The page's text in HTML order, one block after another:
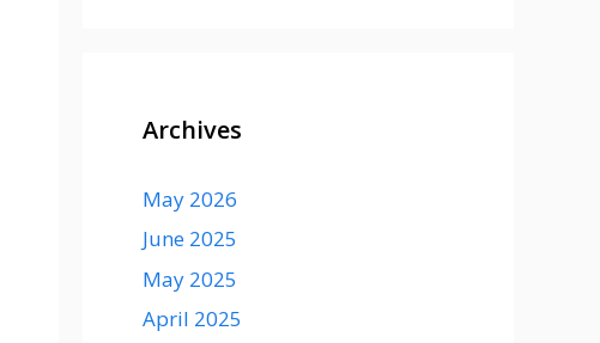
Archives
May 2026
June 2025
May 2025
April 2025